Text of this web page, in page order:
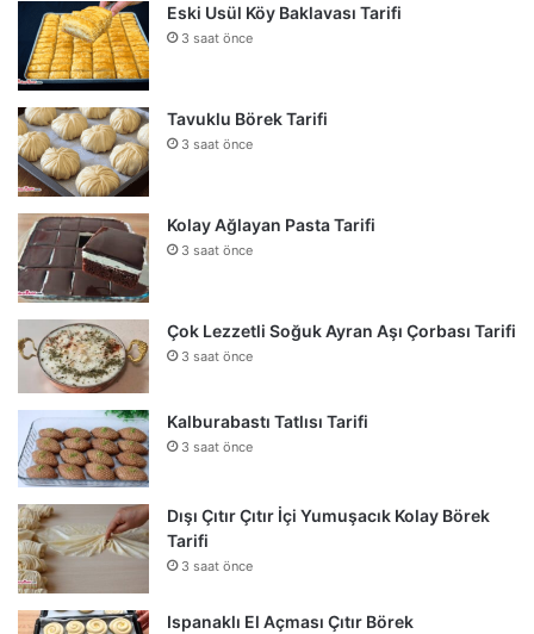
Eski Usül Köy Baklavası Tarifi
3 saat önce
Tavuklu Börek Tarifi
3 saat önce
Kolay Ağlayan Pasta Tarifi
3 saat önce
Çok Lezzetli Soğuk Ayran Aşı Çorbası Tarifi
3 saat önce
Kalburabastı Tatlısı Tarifi
3 saat önce
Dışı Çıtır Çıtır İçi Yumuşacık Kolay Börek
Tarifi
3 saat önce
Ispanaklı El Açması Çıtır Börek